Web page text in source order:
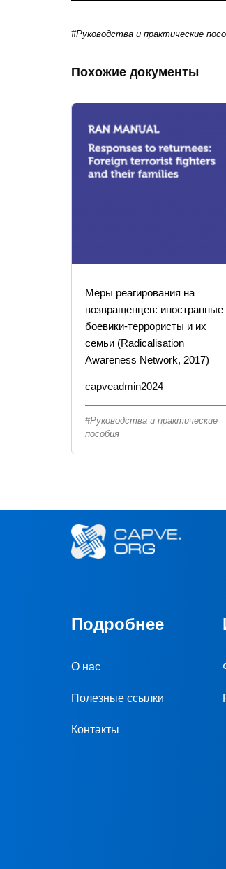
#Руководства и практические
Похожие документы
Меры реагирования на
возвращенцев: иностранные
боевики-террористы и их
семьи (Radicalisation
Awareness Network, 2017)
capveadmin2024
Руководства и практические
пособия
Подробнее
О нас
Полезные ссылки
Контакты